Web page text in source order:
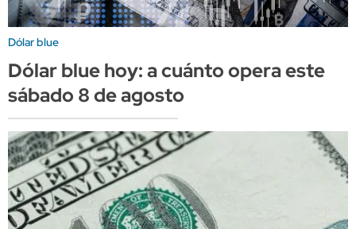
Dólar blue
Dólar blue hoy: a cuánto opera este
sábado 8 de agosto